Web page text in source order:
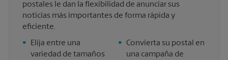
postales le dan la flexibilidad de anunciar sus
noticias más importantes de forma rápida y
eficiente.
•
Elija entre una
variedad de tamaños
• Convierta su postal en
una campaña de